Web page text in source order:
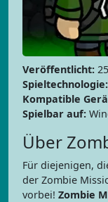
Veröffentlicht:
Spieltechnologie:
Kompatible
Spielbar auf:
Über
Für diejenigen,
der Zombie
vorbei! Zombie